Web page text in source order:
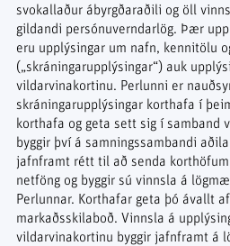
svokallaður ábyrgðaraðili og öll
gildandi persónuverndarlög. Þær
eru upplýsingar um nafn, kennitölu
(„skráningarupplýsingar“) auk
vildarvinakortinu. Perlunni er
skráningarupplýsingar korthafa í
korthafa og geta sett sig í samband
byggir því á samningssambandi
jafnframt rétt til að senda
netföng og byggir sú vinnsla á
Perlunnar. Korthafar geta þó ávallt
markaðsskilaboð. Vinnsla á
vildarvinakortinu byggir jafnframt á